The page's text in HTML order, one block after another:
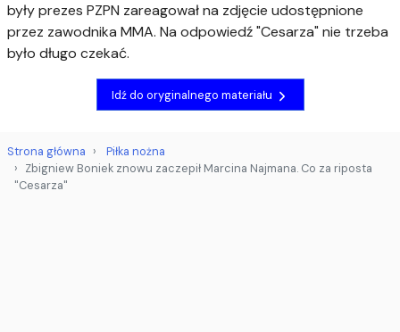
były prezes PZPN zareagował na zdjęcie udostępnione
przez zawodnika MMA. Na odpowiedź "Cesarza" nie trzeba
było długo czekać.
Idź do oryginalnego materiału
Strona główna
Piłka nożna
Zbigniew Boniek znowu zaczepił Marcina Najmana. Co za riposta
"Cesarza"